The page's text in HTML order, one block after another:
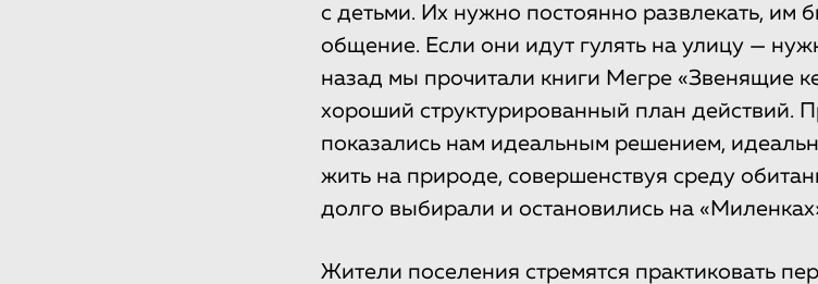
с детьми. Их нужно постоянно развлекать, им
общение. Если они идут гулять на улицу —
назад мы прочитали книги Мегре «Звенящие
хороший структурированный план действий.
показались нам идеальным решением,
жить на природе, совершенствуя среду
долго выбирали и остановились на
Жители поселения стремятся практиковать